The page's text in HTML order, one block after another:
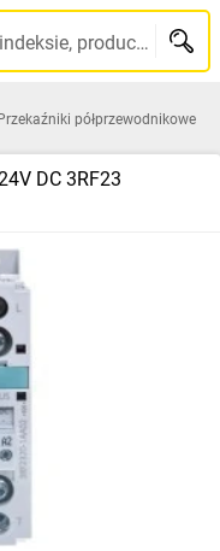
Szukaj po nazwie, indeksie, producencie, kodzie kreskowym...
Przekaźniki półprzewodnikowe
DC 3RF23